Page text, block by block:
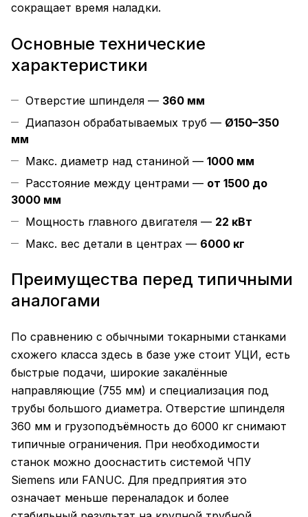
сокращает время наладки.
Основные технические
характеристики
Отверстие шпинделя — 360 мм
Диапазон обрабатываемых труб — Ø150–350
мм
Макс. диаметр над станиной — 1000 мм
Расстояние между центрами — от 1500 до
3000 мм
Мощность главного двигателя — 22 кВт
Макс. вес детали в центрах — 6000 кг
Преимущества перед типичными
аналогами
По сравнению с обычными токарными станками
схожего класса здесь в базе уже стоит УЦИ, есть
быстрые подачи, широкие закалённые
направляющие (755 мм) и специализация под
трубы большого диаметра. Отверстие шпинделя
360 мм и грузоподъёмность до 6000 кг снимают
типичные ограничения. При необходимости
станок можно дооснастить системой ЧПУ
Siemens или FANUC. Для предприятия это
означает меньше переналадок и более